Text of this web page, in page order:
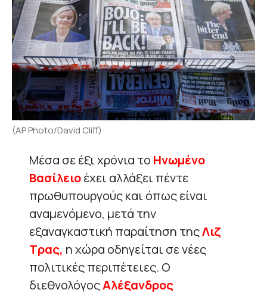
(AP Photo/David Cliff)
Μέσα σε έξι χρόνια το Ηνωμένο
Βασίλειοέχει αλλάξει πέντε
πρωθυπουργούς και όπως είναι
αναμενόμενο, μετά την
εξαναγκαστική παραίτηση τηςΛιζ
Τρας, η χώρα οδηγείται σε νέες
πολιτικές περιπέτειες. Ο
διεθνολόγοςΑλέξανδρος